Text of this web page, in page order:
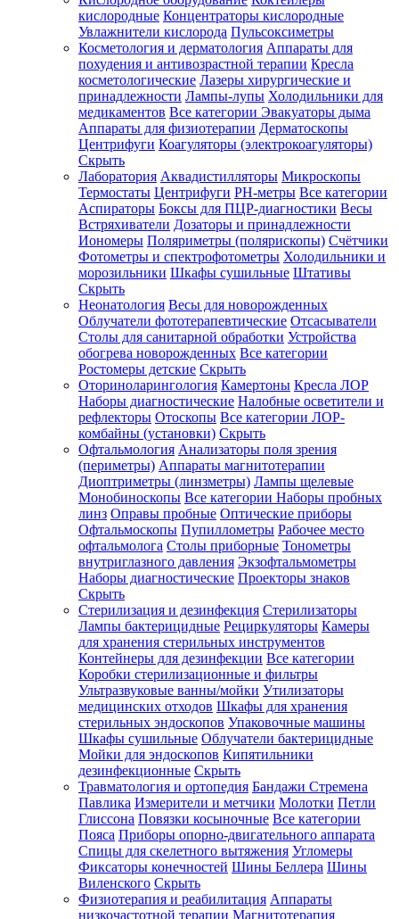
Зарегистрироваться
Зачем
регистрироваться?
Все
покупки
одном
месте
Личный
менеджер
Отслеживание
статуса
заказа
кислородные Концентраторы кислородные
Увлажнители кислорода Пульсоксиметры
Косметология и дерматология Аппараты для
похудения и антивозрастной терапии Кресла
косметологические Лазеры хирургические и
принадлежности Лампы-лупы Холодильники для
медикаментов Все категории Эвакуаторы дыма
Аппараты для физиотерапии Дерматоскопы
Центрифуги Коагуляторы (электрокоагуляторы)
Скрыть
Лаборатория Аквадистилляторы Микроскопы
Термостаты Центрифуги PH-метры Все категории
Аспираторы Боксы для ПЦР-диагностики Весы
Встряхиватели Дозаторы и принадлежности
Иономеры Поляриметры (полярископы) Счётчики
Фотометры и спектрофотометры Холодильники и
морозильники Шкафы сушильные Штативы
Скрыть
Неонатология Весы для новорожденных
Облучатели фототерапевтические Отсасыватели
Столы для санитарной обработки Устройства
обогрева новорожденных Все категории
Ростомеры детские Скрыть
Оториноларингология Камертоны Кресла ЛОР
Наборы диагностические Налобные осветители и
рефлекторы Отоскопы Все категории ЛОР-
комбайны (установки) Скрыть
Офтальмология Анализаторы поля зрения
(периметры) Аппараты магнитотерапии
Диоптриметры (линзметры) Лампы щелевые
Монобиноскопы Все категории Наборы пробных
линз Оправы пробные Оптические приборы
Офтальмоскопы Пупиллометры Рабочее место
офтальмолога Столы приборные Тонометры
внутриглазного давления Экзофтальмометры
Наборы диагностические Проекторы знаков
Скрыть
Стерилизация и дезинфекция Стерилизаторы
Лампы бактерицидные Рециркуляторы Камеры
для хранения стерильных инструментов
Контейнеры для дезинфекции Все категории
Коробки стерилизационные и фильтры
Ультразвуковые ванны/мойки Утилизаторы
медицинских отходов Шкафы для хранения
стерильных эндоскопов Упаковочные машины
Шкафы сушильные Облучатели бактерицидные
Мойки для эндоскопов Кипятильники
дезинфекционные Скрыть
Травматология и ортопедия Бандажи Стремена
Павлика Измерители и метчики Молотки Петли
Глиссона Повязки косыночные Все категории
Пояса Приборы опорно-двигательного аппарата
Спицы для скелетного вытяжения Угломеры
Фиксаторы конечностей Шины Беллера Шины
Виленского Скрыть
Физиотерапия и реабилитация Аппараты
низкочастотной терапии Магнитотерапия